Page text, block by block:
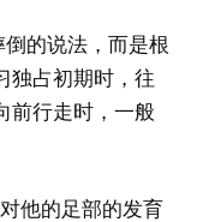
的说法，而是根
独占初期时，往
前行走时，一般
他的足部的发育